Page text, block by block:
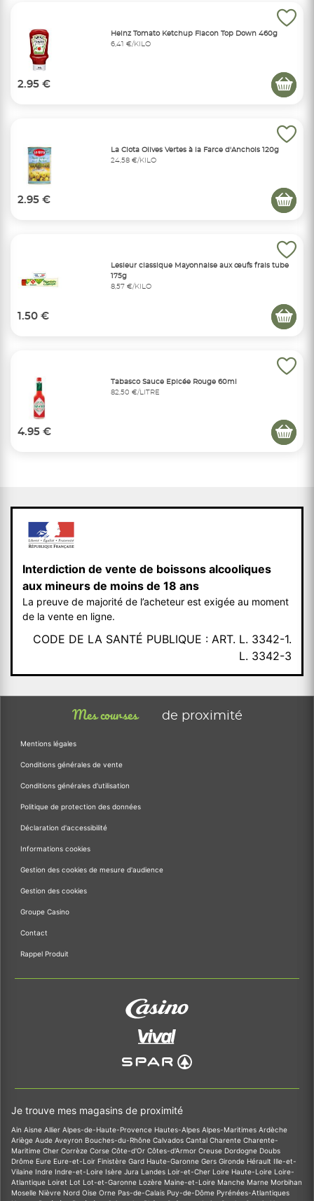
Heinz Tomato Ketchup Flacon Top Down 460g
6,41 €/KILO
2.95 €
La Ciota Olives Vertes à la Farce d'Anchois 120g
24,58 €/KILO
2.95 €
Lesieur classique Mayonnaise aux œufs frais tube
175g
8,57 €/KILO
1.50 €
Tabasco Sauce Epicée Rouge 60ml
82,50 €/LITRE
4.95 €
Interdiction de vente de boissons alcooliques
aux mineurs de moins de 18 ans
La preuve de majorité de l’acheteur est exigée au moment
de la vente en ligne.
CODE DE LA SANTÉ PUBLIQUE : ART. L. 3342-1.
L. 3342-3
Mes courses de proximité
Mentions légales
Conditions générales de vente
Conditions générales d'utilisation
Politique de protection des données
Déclaration d'accessibilité
Informations cookies
Gestion des cookies de mesure d'audience
Gestion des cookies
Groupe Casino
Contact
Rappel Produit
Je trouve mes magasins de proximité
Ain Aisne Allier Alpes-de-Haute-Provence Hautes-Alpes Alpes-Maritimes Ardèche
Ariège Aude Aveyron Bouches-du-Rhône Calvados Cantal Charente Charente-
Maritime Cher Corrèze Corse Côte-d'Or Côtes-d'Armor Creuse Dordogne Doubs
Drôme Eure Eure-et-Loir Finistère Gard Haute-Garonne Gers Gironde Hérault Ille-et-
Vilaine Indre Indre-et-Loire Isère Jura Landes Loir-et-Cher Loire Haute-Loire Loire-
Atlantique Loiret Lot Lot-et-Garonne Lozère Maine-et-Loire Manche Marne Morbihan
Moselle Nièvre Nord Oise Orne Pas-de-Calais Puy-de-Dôme Pyrénées-Atlantiques